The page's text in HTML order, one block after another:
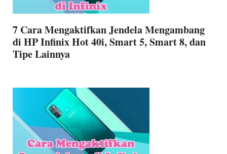
7 Cara Mengaktifkan Jendela Mengambang
di HP Infinix Hot 40i, Smart 5, Smart 8, dan
Tipe Lainnya